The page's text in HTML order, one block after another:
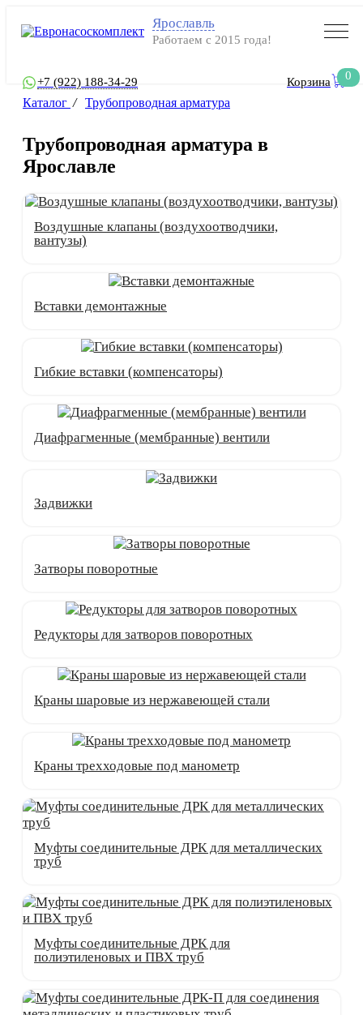
Ярославль
Работаем с 2015 года!
+7 (922) 188-34-29 Корзина
0
Каталог / Трубопроводная арматура
Трубопроводная арматура в
Ярославле
Воздушные клапаны (воздухоотводчики,
вантузы)
Вставки демонтажные
Гибкие вставки (компенсаторы)
Диафрагменные (мембранные) вентили
Задвижки
Затворы поворотные
Редукторы для затворов поворотных
Краны шаровые из нержавеющей стали
Краны трехходовые под манометр
Муфты соединительные ДРК для металлических
труб
Муфты соединительные ДРК для
полиэтиленовых и ПВХ труб